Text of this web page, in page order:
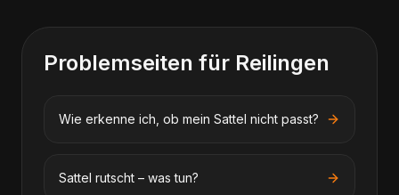
Problemseiten für Reilingen
Wie erkenne ich, ob mein Sattel nicht passt?
Sattel rutscht – was tun?